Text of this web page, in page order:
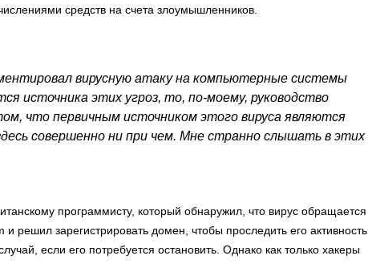
средств на счета злоумышленников.
вирусную атаку на компьютерные системы
источника этих угроз, то, по-моему, руководство
что первичным источником этого вируса являются
совершенно ни при чем. Мне странно слышать в этих
программисту, который обнаружил, что вирус обращается
решил зарегистрировать домен, чтобы проследить его активность.
если его потребуется остановить. Однако как только хакеры